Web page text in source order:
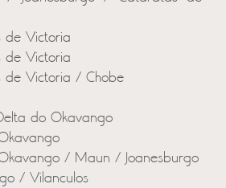
de Victoria
de Victoria
de Victoria / Chobe
do Okavango
/ Maun / Joanesburgo
/ Vilanculos